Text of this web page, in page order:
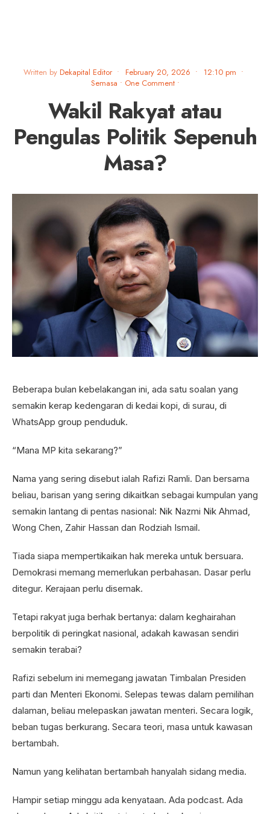
Written by Dekapital Editor • February 20, 2026 • 12:10 pm •
Semasa • One Comment •
Wakil Rakyat atau
Pengulas Politik Sepenuh
Masa?
Beberapa bulan kebelakangan ini, ada satu soalan yang
semakin kerap kedengaran di kedai kopi, di surau, di
WhatsApp group penduduk.
“Mana MP kita sekarang?”
Nama yang sering disebut ialah Rafizi Ramli. Dan bersama
beliau, barisan yang sering dikaitkan sebagai kumpulan yang
semakin lantang di pentas nasional: Nik Nazmi Nik Ahmad,
Wong Chen, Zahir Hassan dan Rodziah Ismail.
Tiada siapa mempertikaikan hak mereka untuk bersuara.
Demokrasi memang memerlukan perbahasan. Dasar perlu
ditegur. Kerajaan perlu disemak.
Tetapi rakyat juga berhak bertanya: dalam keghairahan
berpolitik di peringkat nasional, adakah kawasan sendiri
semakin terabai?
Rafizi sebelum ini memegang jawatan Timbalan Presiden
parti dan Menteri Ekonomi. Selepas tewas dalam pemilihan
dalaman, beliau melepaskan jawatan menteri. Secara logik,
beban tugas berkurang. Secara teori, masa untuk kawasan
bertambah.
Namun yang kelihatan bertambah hanyalah sidang media.
Hampir setiap minggu ada kenyataan. Ada podcast. Ada